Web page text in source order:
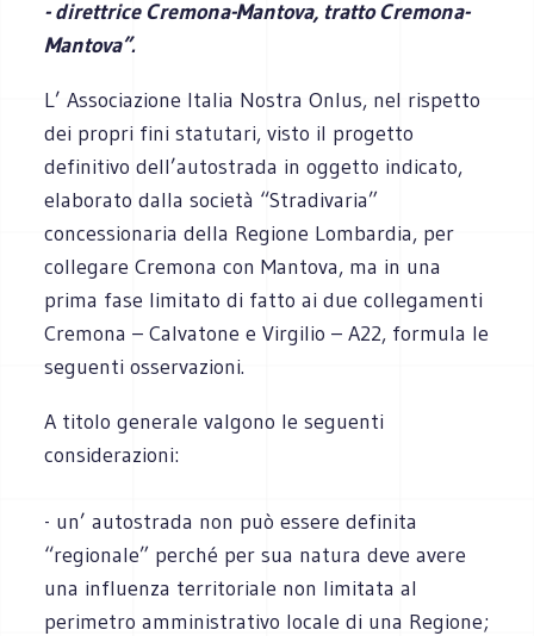
- direttrice Cremona-Mantova, tratto Cremona-
Mantova”.
L’ Associazione Italia Nostra Onlus, nel rispetto
dei propri fini statutari, visto il progetto
definitivo dell’autostrada in oggetto indicato,
elaborato dalla società “Stradivaria”
concessionaria della Regione Lombardia, per
collegare Cremona con Mantova, ma in una
prima fase limitato di fatto ai due collegamenti
Cremona – Calvatone e Virgilio – A22, formula le
seguenti osservazioni.
A titolo generale valgono le seguenti
considerazioni:
- un’ autostrada non può essere definita
“regionale” perché per sua natura deve avere
una influenza territoriale non limitata al
perimetro amministrativo locale di una Regione;